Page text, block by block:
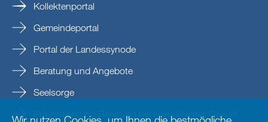
Kollektenportal
Gemeindeportal
Portal der Landessynode
Beratung und Angebote
Seelsorge
Prävention und Beratung bei sexualisierter Gewalt